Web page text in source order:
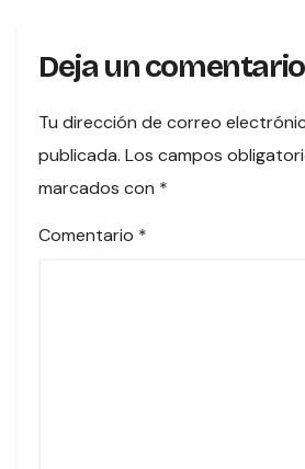
Deja un comentario
Tu dirección de correo
publicada. Los campos
marcados con *
Comentario *